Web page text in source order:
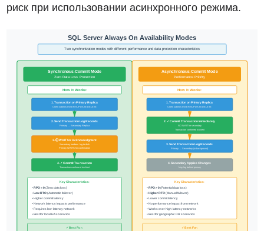
риск при использовании асинхронного режима.